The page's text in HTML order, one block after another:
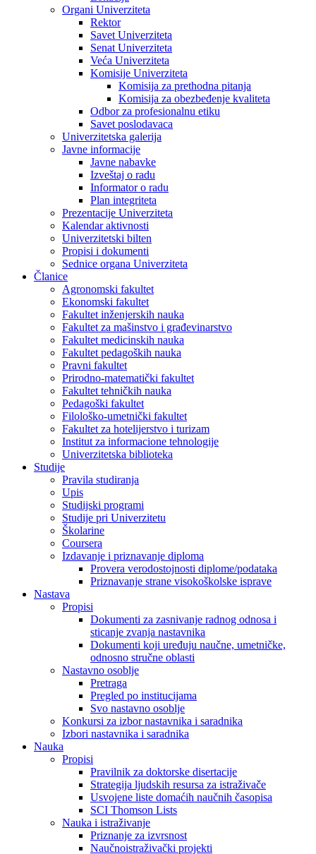
Organi Univerziteta
Rektor
Savet Univerziteta
Senat Univerziteta
Veća Univerziteta
Komisije Univerziteta
Komisija za prethodna pitanja
Komisija za obezbeđenje kvaliteta
Odbor za profesionalnu etiku
Savet poslodavaca
Univerzitetska galerija
Javne informacije
Javne nabavke
Izveštaj o radu
Informator o radu
Plan integriteta
Prezentacije Univerziteta
Kalendar aktivnosti
Univerzitetski bilten
Propisi i dokumenti
Sednice organa Univerziteta
Članice
Agronomski fakultet
Ekonomski fakultet
Fakultet inženjerskih nauka
Fakultet za mašinstvo i građevinarstvo
Fakultet medicinskih nauka
Fakultet pedagoških nauka
Pravni fakultet
Prirodno-matematički fakultet
Fakultet tehničkih nauka
Pedagoški fakultet
Filološko-umetnički fakultet
Fakultet za hotelijerstvo i turizam
Institut za informacione tehnologije
Univerzitetska biblioteka
Studije
Pravila studiranja
Upis
Studijski programi
Studije pri Univerzitetu
Školarine
Coursera
Izdavanje i priznavanje diploma
Provera verodostojnosti diplome/podataka
Priznavanje strane visokoškolske isprave
Nastava
Propisi
Dokumenti za zasnivanje radnog odnosa i
sticanje zvanja nastavnika
Dokumenti koji uređuju naučne, umetničke,
odnosno stručne oblasti
Nastavno osoblje
Pretraga
Pregled po institucijama
Svo nastavno osoblje
Konkursi za izbor nastavnika i saradnika
Izbori nastavnika i saradnika
Nauka
Propisi
Pravilnik za doktorske disertacije
Strategija ljudskih resursa za istraživače
Usvojene liste domaćih naučnih časopisa
SCI Thomson Lists
Nauka i istraživanje
Priznanje za izvrsnost
Naučnoistraživački projekti